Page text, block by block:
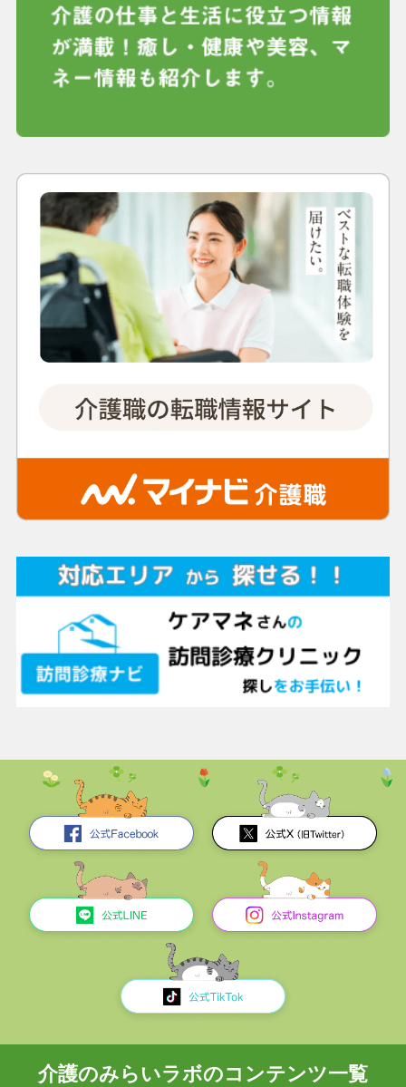
介護のみらいラボのコンテンツ一覧